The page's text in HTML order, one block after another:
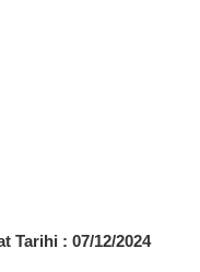
Tarihi : 07/12/2024